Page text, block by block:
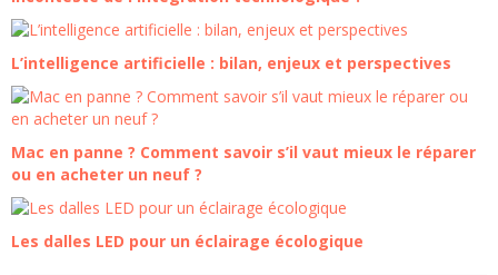
L’intelligence artificielle : bilan, enjeux et perspectives
Mac en panne ? Comment savoir s’il vaut mieux le réparer
ou en acheter un neuf ?
Les dalles LED pour un éclairage écologique